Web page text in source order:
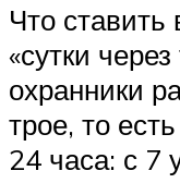
Что ставить
«сутки
охранники
трое, то
24 часа: с 7